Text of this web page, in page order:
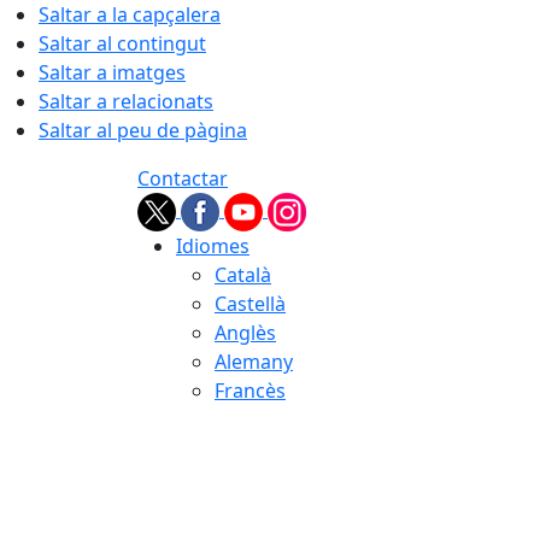
Saltar a la capçalera
Saltar al contingut
Saltar a imatges
Saltar a relacionats
Saltar al peu de pàgina
Contactar
Idiomes
Català
Castellà
Anglès
Alemany
Francès